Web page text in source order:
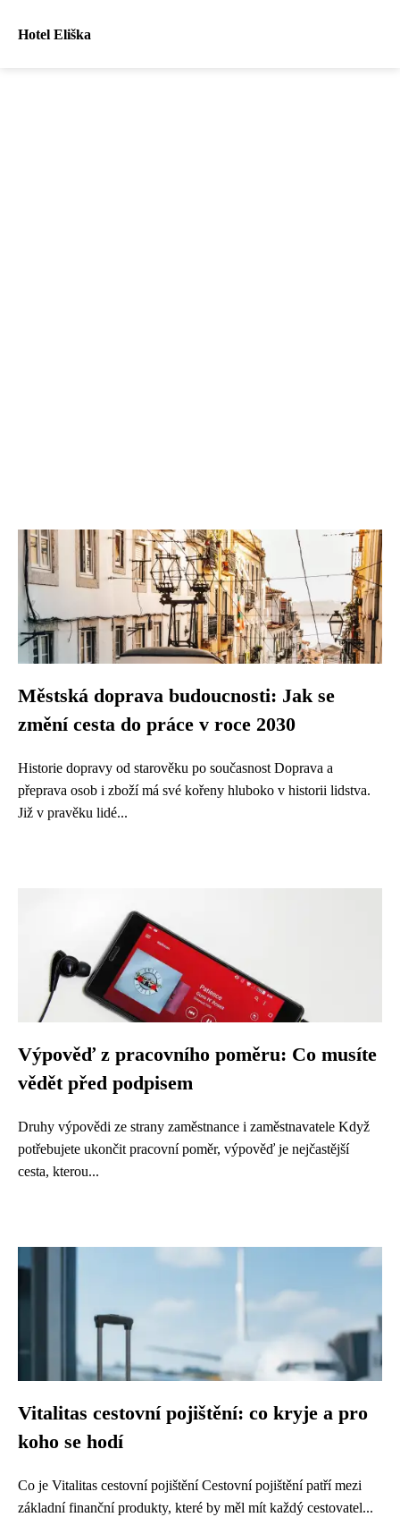
Hotel Eliška
Městská doprava budoucnosti: Jak se
změní cesta do práce v roce 2030
Historie dopravy od starověku po současnost Doprava a
přeprava osob i zboží má své kořeny hluboko v historii lidstva.
Již v pravěku lidé...
Výpověď z pracovního poměru: Co musíte
vědět před podpisem
Druhy výpovědi ze strany zaměstnance i zaměstnavatele Když
potřebujete ukončit pracovní poměr, výpověď je nejčastější
cesta, kterou...
Vitalitas cestovní pojištění: co kryje a pro
koho se hodí
Co je Vitalitas cestovní pojištění Cestovní pojištění patří mezi
základní finanční produkty, které by měl mít každý cestovatel...